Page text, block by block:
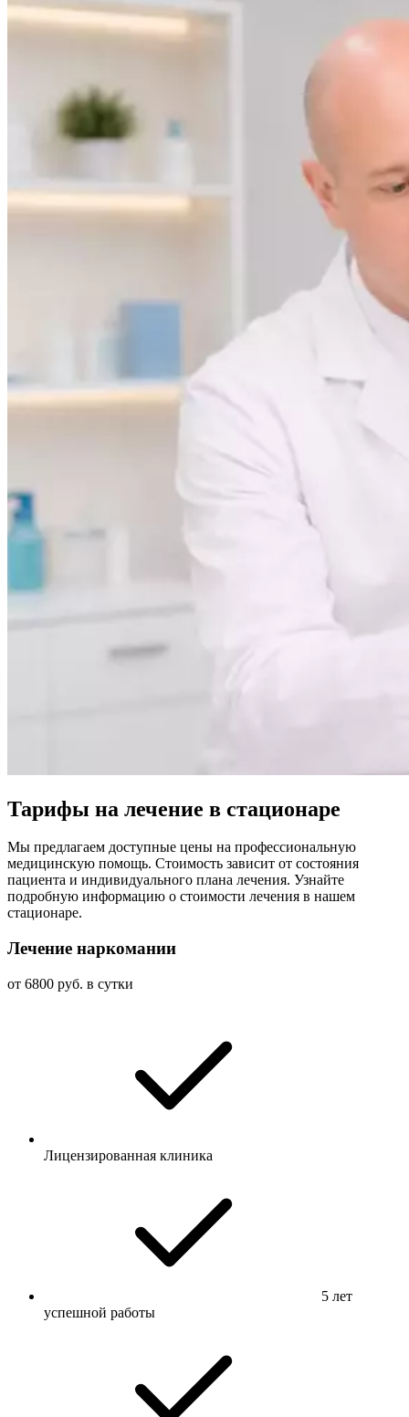
Тарифы на лечение в стационаре
Мы предлагаем доступные цены на профессиональную
медицинскую помощь. Стоимость зависит от состояния
пациента и индивидуального плана лечения. Узнайте
подробную информацию о стоимости лечения в нашем
стационаре.
Лечение наркомании
от 6800 руб. в сутки
Лицензированная клиника
5 лет
успешной работы